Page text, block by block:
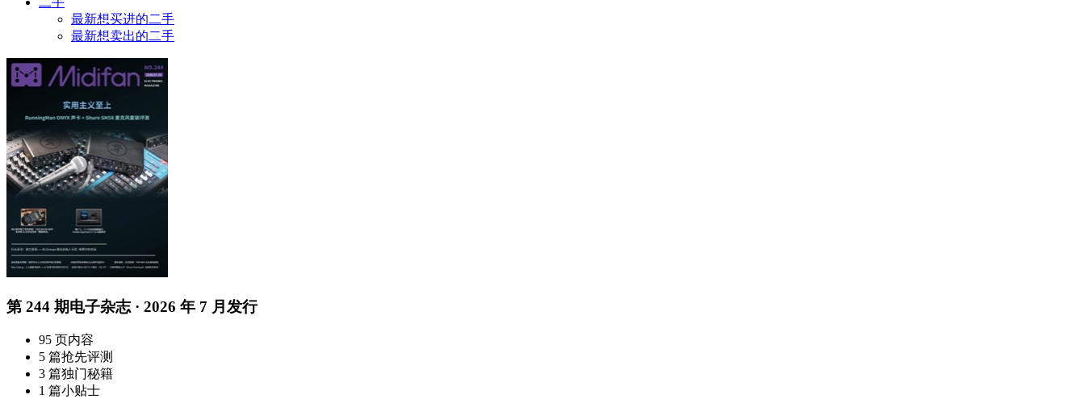
最新想买进的二手
最新想卖出的二手
第 244 期电子杂志 · 2026 年 7 月发行
95 页内容
5 篇抢先评测
3 篇独门秘籍
1 篇小贴士